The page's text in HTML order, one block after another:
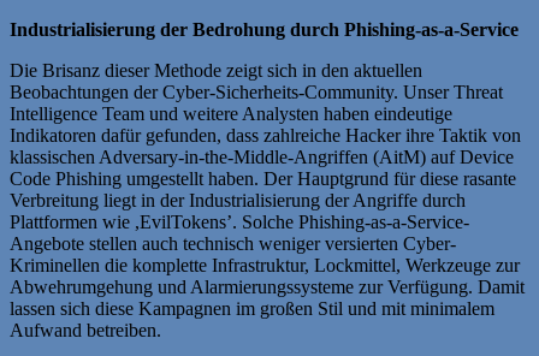
Industrialisierung der Bedrohung durch Phishing-as-a-Service
Die Brisanz dieser Methode zeigt sich in den aktuellen
Beobachtungen der Cyber-Sicherheits-Community. Unser Threat
Intelligence Team und weitere Analysten haben eindeutige
Indikatoren dafür gefunden, dass zahlreiche Hacker ihre Taktik von
klassischen Adversary-in-the-Middle-Angriffen (AitM) auf Device
Code Phishing umgestellt haben. Der Hauptgrund für diese rasante
Verbreitung liegt in der Industrialisierung der Angriffe durch
Plattformen wie ,EvilTokens’. Solche Phishing-as-a-Service-
Angebote stellen auch technisch weniger versierten Cyber-
Kriminellen die komplette Infrastruktur, Lockmittel, Werkzeuge zur
Abwehrumgehung und Alarmierungssysteme zur Verfügung. Damit
lassen sich diese Kampagnen im großen Stil und mit minimalem
Aufwand betreiben.